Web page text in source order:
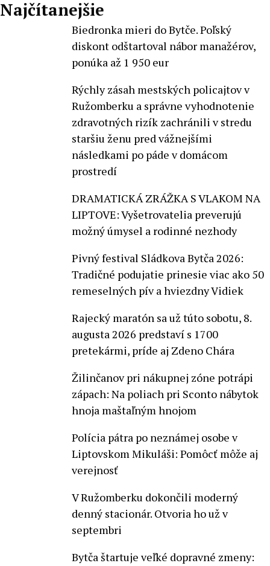
Najčítanejšie
Biedronka mieri do Bytče. Poľský
diskont odštartoval nábor manažérov,
ponúka až 1 950 eur
Rýchly zásah mestských policajtov v
Ružomberku a správne vyhodnotenie
zdravotných rizík zachránili v stredu
staršiu ženu pred vážnejšími
následkami po páde v domácom
prostredí
DRAMATICKÁ ZRÁŽKA S VLAKOM NA
LIPTOVE: Vyšetrovatelia preverujú
možný úmysel a rodinné nezhody
Pivný festival Sládkova Bytča 2026:
Tradičné podujatie prinesie viac ako 50
remeselných pív a hviezdny Vidiek
Rajecký maratón sa už túto sobotu, 8.
augusta 2026 predstaví s 1700
pretekármi, príde aj Zdeno Chára
Žilinčanov pri nákupnej zóne potrápi
zápach: Na poliach pri Sconto nábytok
hnoja maštaľným hnojom
Polícia pátra po neznámej osobe v
Liptovskom Mikuláši: Pomôcť môže aj
verejnosť
V Ružomberku dokončili moderný
denný stacionár. Otvoria ho už v
septembri
Bytča štartuje veľké dopravné zmeny: